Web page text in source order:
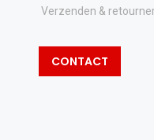
Verzenden &
CONTACT